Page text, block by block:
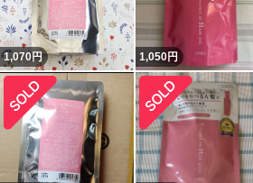
1,070円 1,050円